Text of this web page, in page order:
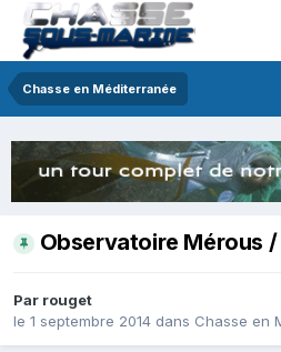
Chasse en Méditerranée
Observatoire Mérous
Par rouget
le 1 septembre 2014 dans Chasse en